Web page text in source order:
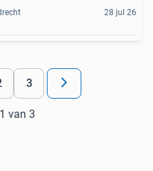
28 jul 26
3
van 3